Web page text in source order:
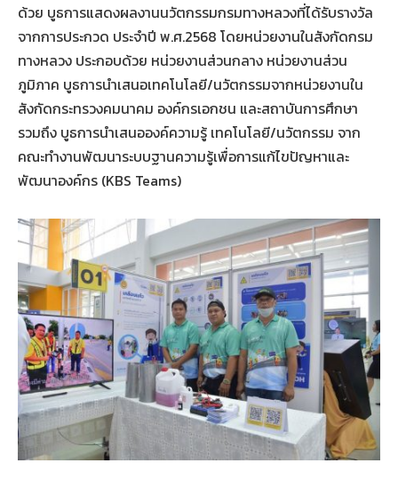
ด้วย บูธการแสดงผลงานนวัตกรรมกรมทางหลวงที่ได้รับรางวัล
จากการประกวด ประจำปี พ.ศ.2568 โดยหน่วยงานในสังกัดกรม
ทางหลวง ประกอบด้วย หน่วยงานส่วนกลาง หน่วยงานส่วน
ภูมิภาค บูธการนำเสนอเทคโนโลยี/นวัตกรรมจากหน่วยงานใน
สังกัดกระทรวงคมนาคม องค์กรเอกชน และสถาบันการศึกษา
รวมถึง บูธการนำเสนอองค์ความรู้ เทคโนโลยี/นวัตกรรม จาก
คณะทำงานพัฒนาระบบฐานความรู้เพื่อการแก้ไขปัญหาและ
พัฒนาองค์กร (KBS Teams)